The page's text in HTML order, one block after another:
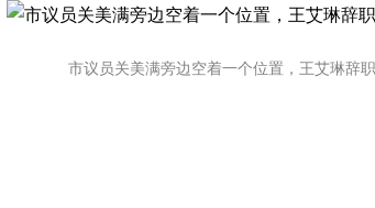
市议员关美满旁边空着一个位置，王艾琳辞